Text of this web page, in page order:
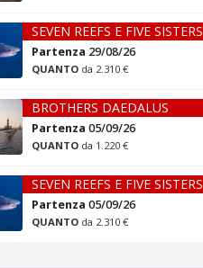
SEVEN REEFS E FIVE SISTERS
Partenza 29/08/26
QUANTO da 2.310 €
BROTHERS DAEDALUS
Partenza 05/09/26
QUANTO da 1.220 €
SEVEN REEFS E FIVE SISTERS
Partenza 05/09/26
QUANTO da 2.310 €